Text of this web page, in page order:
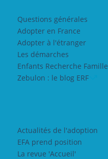
Questions générales
Adopter en France
Adopter à l'étranger
Les démarches
Enfants Recherche Famille
Zebulon : le blog ERF
Actualités de l'adoption
EFA prend position
La revue 'Accueil'